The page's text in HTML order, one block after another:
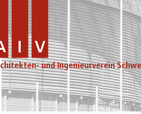
und Ingenieurverein